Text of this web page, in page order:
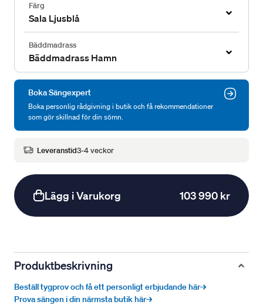
Färg
Sala Ljusblå
Bäddmadrass
Bäddmadrass Hamn
Boka Sängexpert
Boka personlig rådgivning i butik och få rekommendationer
som gör skillnad för din sömn.
Leveranstid3-4 veckor
Lägg i Varukorg 103 990 kr
Produktbeskrivning
Beställ tygprov och få ett personligt erbjudande här→
Prova sängen i din närmsta butik här→